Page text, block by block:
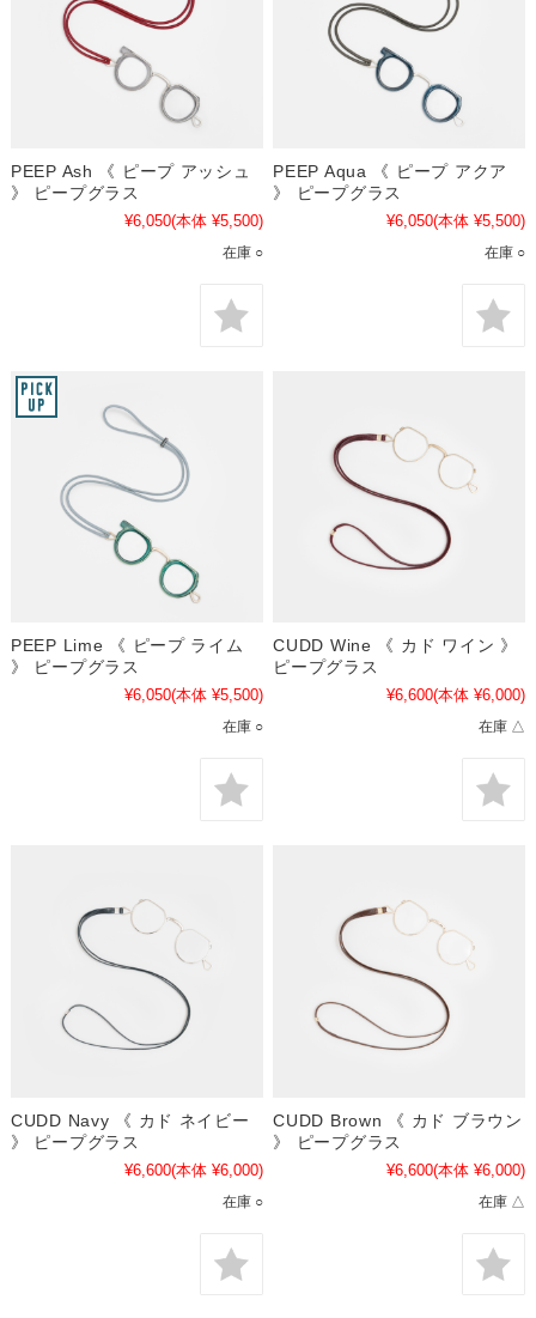
PEEP Ash 《 ピープ アッシュ
》 ピープグラス
¥6,050(本体 ¥5,500)
在庫 ○
PEEP Aqua 《 ピープ アクア
》 ピープグラス
¥6,050(本体 ¥5,500)
在庫 ○
PEEP Lime 《 ピープ ライム
》 ピープグラス
¥6,050(本体 ¥5,500)
在庫 ○
CUDD Wine 《 カド ワイン 》
ピープグラス
¥6,600(本体 ¥6,000)
在庫 △
CUDD Navy 《 カド ネイビー
》 ピープグラス
¥6,600(本体 ¥6,000)
在庫 ○
CUDD Brown 《 カド ブラウン
》 ピープグラス
¥6,600(本体 ¥6,000)
在庫 △